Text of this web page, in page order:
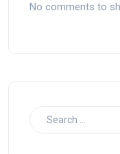
No comments to